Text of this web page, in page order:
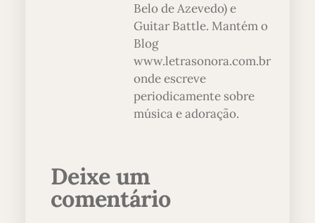
Belo de Azevedo) e
Guitar Battle. Mantém o
Blog
www.letrasonora.com.br
onde escreve
periodicamente sobre
música e adoração.
Deixe um
comentário